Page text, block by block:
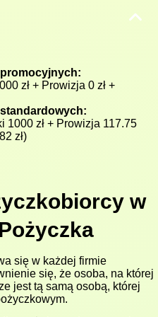
zł + Prowizja 0 zł +
1000 zł + Prowizja 117.75
zł)
w
się w każdej firmie
się, że osoba, na której
jest tą samą osobą, której